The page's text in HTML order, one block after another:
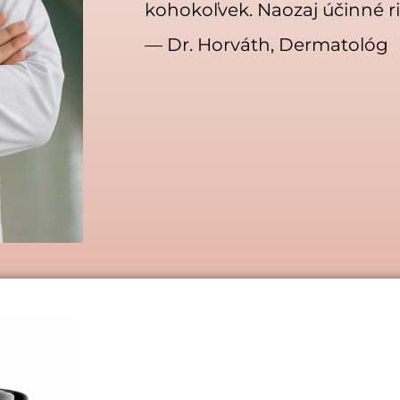
kohokoľvek. Naozaj účinné
— Dr. Horváth, Dermatológ